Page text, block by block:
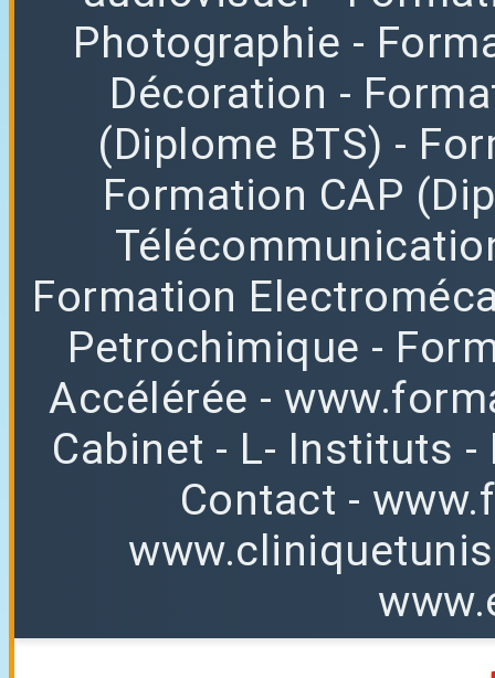
Photographie -
Décoration -
(Diplome BTS) -
Formation CAP
Formation
Petrochimique -
Accélérée -
Cabinet - L- Instituts -
Contact -